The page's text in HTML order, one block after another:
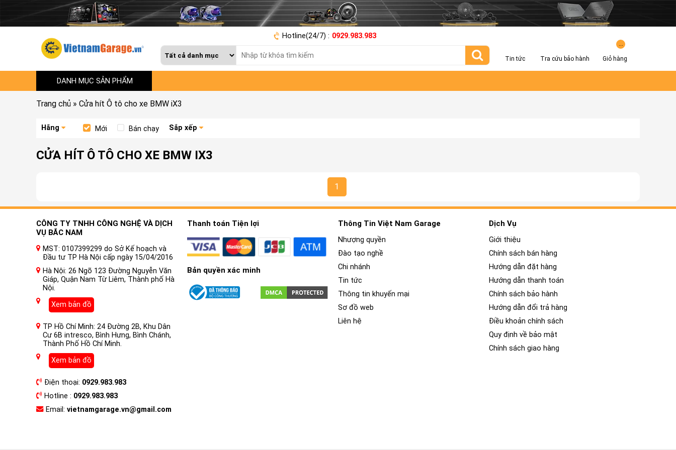
Hotline(24/7) : 0929.983.983
Tin tức Tra cứu bảo hành Giỏ hàng
DANH MỤC SẢN PHẨM
Trang chủ » Cửa hít Ô tô cho xe BMW iX3
Hãng Mới Bán chạy Sắp xếp
CỬA HÍT Ô TÔ CHO XE BMW IX3
1
CÔNG TY TNHH CÔNG NGHỆ VÀ DỊCH
VỤ BẮC NAM
MST: 0107399299 do Sở Kế hoạch và
Đầu tư TP Hà Nội cấp ngày 15/04/2016
Hà Nội: 26 Ngõ 123 Đường Nguyễn Văn
Giáp, Quận Nam Từ Liêm, Thành phố Hà
Nội.
Xem bản đồ
TP Hồ Chí Minh: 24 Đường 2B, Khu Dân
Cư 6B intresco, Bình Hưng, Bình Chánh,
Thành Phố Hồ Chí Minh.
Xem bản đồ
Điện thoại: 0929.983.983
Hotline : 0929.983.983
Email: vietnamgarage.vn@gmail.com
Thanh toán Tiện lợi
Bản quyền xác minh
Thông Tin Việt Nam Garage
Nhượng quyền
Đào tạo nghề
Chi nhánh
Tin tức
Thông tin khuyến mại
Sơ đồ web
Liên hệ
Dịch Vụ
Giới thiệu
Chính sách bán hàng
Hướng dẫn đặt hàng
Hướng dẫn thanh toán
Chính sách bảo hành
Hướng dẫn đổi trả hàng
Điều khoản chính sách
Quy định về bảo mật
Chính sách giao hàng